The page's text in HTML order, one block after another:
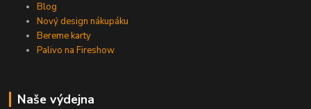
Blog
Nový design nákupáku
Bereme karty
Palivo na Fireshow
Naše výdejna